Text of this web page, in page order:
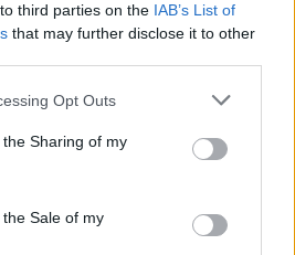
third parties on the IAB’s List of
that may further disclose it to other
Opt Outs
Sharing of my
Sale of my
į
Sukčiai butus „nuomoja“
ne tik didmiesčiuose:
spąstai spendžiami
socialiniuose tinkluose